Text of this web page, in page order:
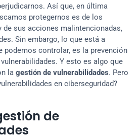
Así que, en última
protegernos es de los
de sus acciones malintencionadas,
Sin embargo, lo que está a
podemos controlar, es la prevención
Y esto es algo que
la gestión de vulnerabilidades. Pero
en ciberseguridad?
de